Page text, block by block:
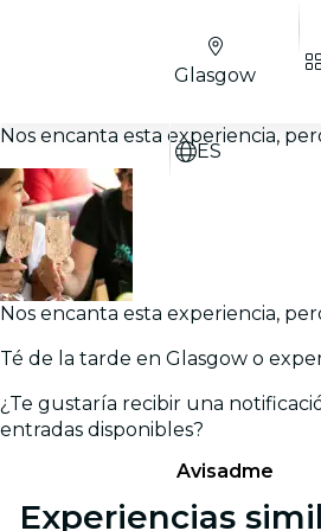
Glasgow
ES
Nos encanta esta experiencia,
Nos encanta esta experiencia,
Té de la tarde en Glasgow o
¿Te gustaría recibir una
entradas disponibles?
Avisadme
Experiencias